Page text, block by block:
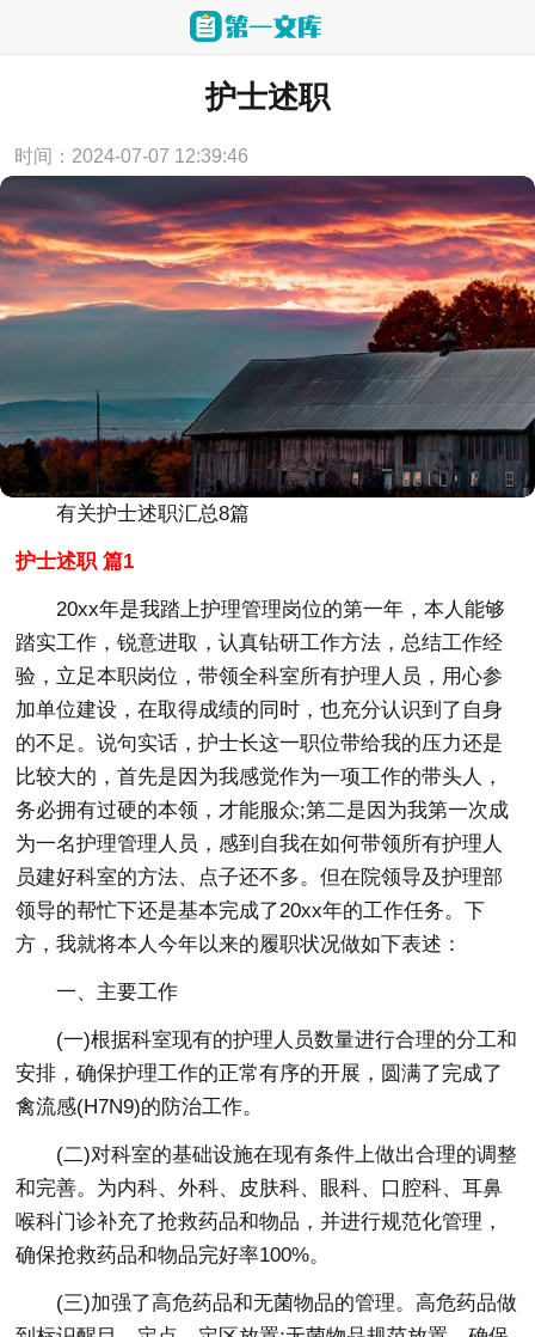
当前位置： 首页 > 述职报告
护士述职
时间：2024-07-07 12:39:46
有关护士述职汇总8篇
护士述职 篇1
20xx年是我踏上护理管理岗位的第一年，本人能够
踏实工作，锐意进取，认真钻研工作方法，总结工作经
验，立足本职岗位，带领全科室所有护理人员，用心参
加单位建设，在取得成绩的同时，也充分认识到了自身
的不足。说句实话，护士长这一职位带给我的压力还是
比较大的，首先是因为我感觉作为一项工作的带头人，
务必拥有过硬的本领，才能服众;第二是因为我第一次成
为一名护理管理人员，感到自我在如何带领所有护理人
员建好科室的方法、点子还不多。但在院领导及护理部
领导的帮忙下还是基本完成了20xx年的工作任务。下
方，我就将本人今年以来的履职状况做如下表述：
一、主要工作
(一)根据科室现有的护理人员数量进行合理的分工和
安排，确保护理工作的正常有序的开展，圆满了完成了
禽流感(H7N9)的防治工作。
(二)对科室的基础设施在现有条件上做出合理的调整
和完善。为内科、外科、皮肤科、眼科、口腔科、耳鼻
喉科门诊补充了抢救药品和物品，并进行规范化管理，
确保抢救药品和物品完好率100%。
(三)加强了高危药品和无菌物品的管理。高危药品做